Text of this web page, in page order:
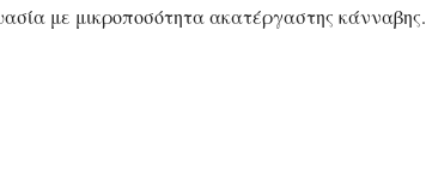
με μικροποσότητα ακατέργαστης κάνναβης.